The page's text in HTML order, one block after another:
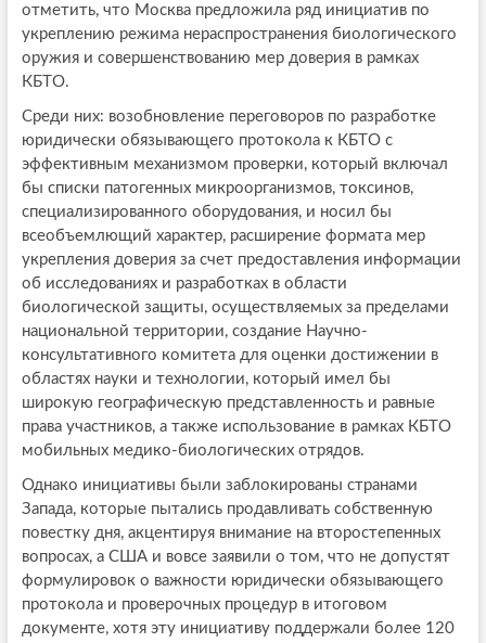
отметить, что Москва предложила ряд инициатив по
укреплению режима нераспространения биологического
оружия и совершенствованию мер доверия в рамках
КБТО.
Среди них: возобновление переговоров по разработке
юридически обязывающего протокола к КБТО с
эффективным механизмом проверки, который включал
бы списки патогенных микроорганизмов, токсинов,
специализированного оборудования, и носил бы
всеобъемлющий характер, расширение формата мер
укрепления доверия за счет предоставления информации
об исследованиях и разработках в области
биологической защиты, осуществляемых за пределами
национальной территории, создание Научно-
консультативного комитета для оценки достижении в
областях науки и технологии, который имел бы
широкую географическую представленность и равные
права участников, а также использование в рамках КБТО
мобильных медико-биологических отрядов.
Однако инициативы были заблокированы странами
Запада, которые пытались продавливать собственную
повестку дня, акцентируя внимание на второстепенных
вопросах, а США и вовсе заявили о том, что не допустят
формулировок о важности юридически обязывающего
протокола и проверочных процедур в итоговом
документе, хотя эту инициативу поддержали более 120